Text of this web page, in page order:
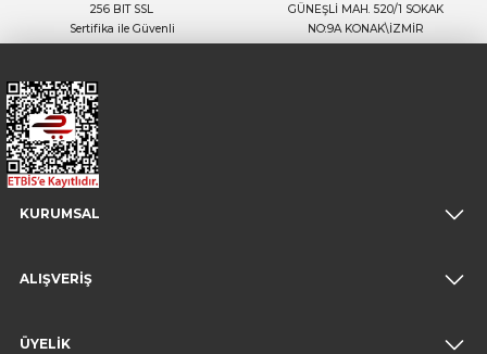
256 BIT SSL
Sertifika ile Güvenli
GÜNEŞLİ MAH. 520/1 SOKAK
NO:9A KONAK\İZMİR
KURUMSAL
ALIŞVERİŞ
ÜYELİK